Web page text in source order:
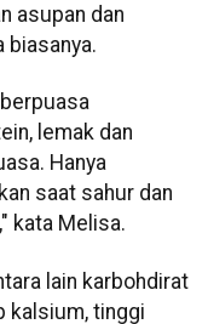
asupan dan
biasanya.
lemak dan
Hanya
saat sahur dan
kata Melisa.
lain karbohdirat
kalsium, tinggi